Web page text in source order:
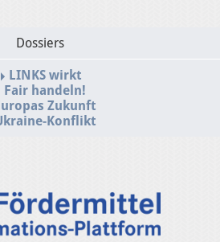
Dossiers
LINKS wirkt
Fair handeln!
Zukunft
Konflikt